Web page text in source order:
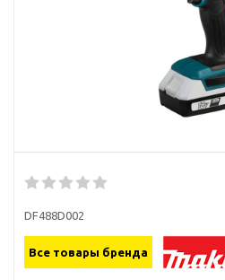
DF488D002
Все товары бренда